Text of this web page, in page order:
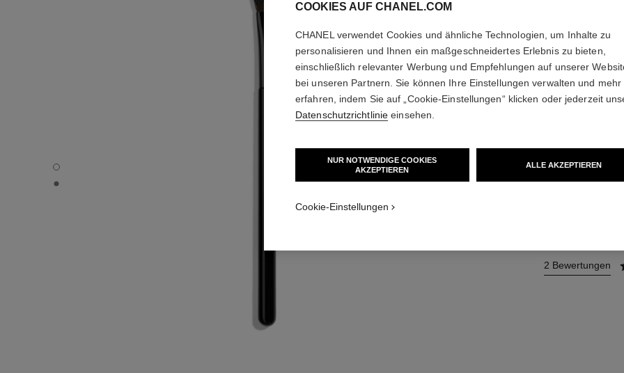
PINCEAU OMBREUR PLAT N°202 - Standardansicht
PINCEAU OMBREUR PLAT N°202 - Alternative Ansicht 1
N°202
41 €
2 Bewertungen
COOKIES AUF CHANEL.COM
CHANEL verwendet Cookies und ähnliche Technologien, um Inhalte zu
personalisieren und Ihnen ein maßgeschneidertes Erlebnis zu bieten,
einschließlich relevanter Werbung und Empfehlungen auf unserer
bei unseren Partnern. Sie können Ihre Einstellungen verwalten und mehr
erfahren, indem Sie auf „Cookie-Einstellungen“ klicken oder jederzeit
Datenschutzrichtlinie einsehen.
NUR NOTWENDIGE COOKIES
AKZEPTIEREN
ALLE AKZEPTIEREN
Cookie-Einstellungen